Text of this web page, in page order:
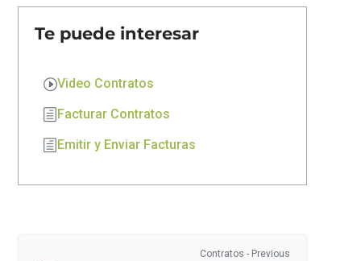
Te puede interesar
Video Contratos
Facturar Contratos
Emitir y Enviar Facturas
Contratos - Previous